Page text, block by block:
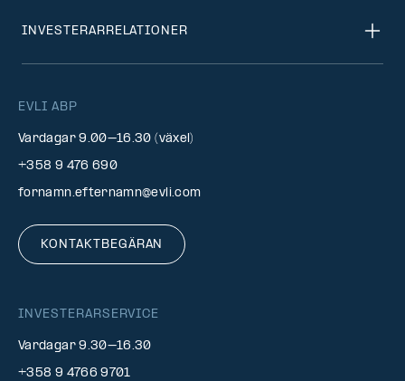
EVLI ABP
Vardagar 9.00–16.30 (växel)
+358 9 476 690
fornamn.efternamn@evli.com
KONTAKTBEGÄRAN
INVESTERARSERVICE
Vardagar 9.30–16.30
+358 9 4766 9701
INVESTERARRELATIONER